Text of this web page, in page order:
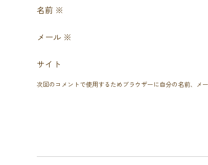
名前 ※
メール ※
サイト
次回のコメントで使用するためブラウザーに自分の名前、メ